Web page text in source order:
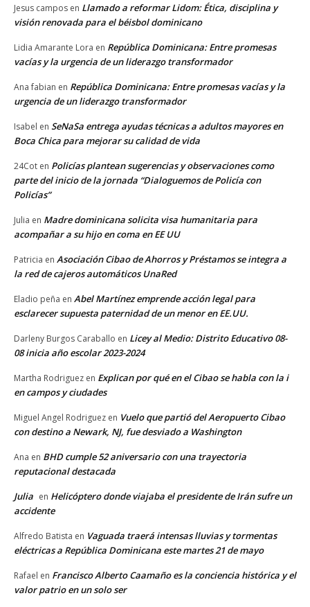
Jesus campos en Llamado a reformar Lidom: Ética, disciplina y
visión renovada para el béisbol dominicano
Lidia Amarante Lora en República Dominicana: Entre promesas
vacías y la urgencia de un liderazgo transformador
Ana fabian en República Dominicana: Entre promesas vacías y la
urgencia de un liderazgo transformador
Isabel en SeNaSa entrega ayudas técnicas a adultos mayores en
Boca Chica para mejorar su calidad de vida
24Cot en Policías plantean sugerencias y observaciones como
parte del inicio de la jornada “Dialoguemos de Policía con
Policías”
Julia en Madre dominicana solicita visa humanitaria para
acompañar a su hijo en coma en EE UU
Patricia en Asociación Cibao de Ahorros y Préstamos se integra a
la red de cajeros automáticos UnaRed
Eladio peña en Abel Martínez emprende acción legal para
esclarecer supuesta paternidad de un menor en EE.UU.
Darleny Burgos Caraballo en Licey al Medio: Distrito Educativo 08-
08 inicia año escolar 2023-2024
Martha Rodriguez en Explican por qué en el Cibao se habla con la i
en campos y ciudades
Miguel Angel Rodriguez en Vuelo que partió del Aeropuerto Cibao
con destino a Newark, NJ, fue desviado a Washington
Ana en BHD cumple 52 aniversario con una trayectoria
reputacional destacada
Julia en Helicóptero donde viajaba el presidente de Irán sufre un
accidente
Alfredo Batista en Vaguada traerá intensas lluvias y tormentas
eléctricas a República Dominicana este martes 21 de mayo
Rafael en Francisco Alberto Caamaño es la conciencia histórica y el
valor patrio en un solo ser